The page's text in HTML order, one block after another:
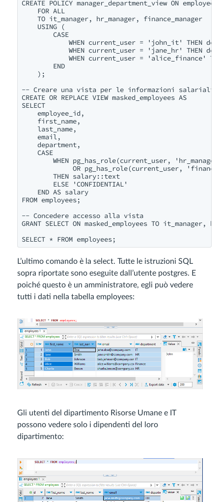
CREATE POLICY manager_department_view ON employees
FOR ALL
TO it_manager, hr_manager, finance_manager
USING (
CASE
WHEN current_user = 'john_it' THEN
WHEN current_user = 'jane_hr' THEN
WHEN current_user = 'alice_finance' THEN
END
);
-- Creare una vista per le informazioni salariali
CREATE OR REPLACE VIEW masked_employees AS
SELECT
employee_id,
first_name,
last_name,
email,
department,
CASE
WHEN pg_has_role(current_user,
OR pg_has_role(current_user,
THEN salary::text
ELSE 'CONFIDENTIAL'
END AS salary
FROM employees;
-- Concedere accesso alla vista
GRANT SELECT ON masked_employees TO
SELECT * FROM employees;
L’ultimo comando è la select. Tutte le istruzioni SQL
sopra riportate sono eseguite dall’utente postgres. E
poiché questo è un amministratore, egli può vedere
tutti i dati nella tabella employees:
Gli utenti del dipartimento Risorse Umane e IT
possono vedere solo i dipendenti del loro
dipartimento: